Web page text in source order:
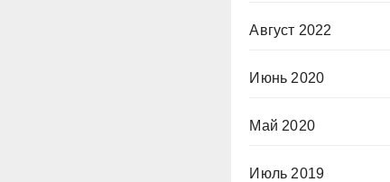
Август 2022
Июнь 2020
Май 2020
Июль 2019